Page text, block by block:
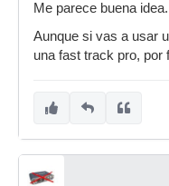
Me parece buena idea.
Aunque si vas a usar
una fast track pro, por